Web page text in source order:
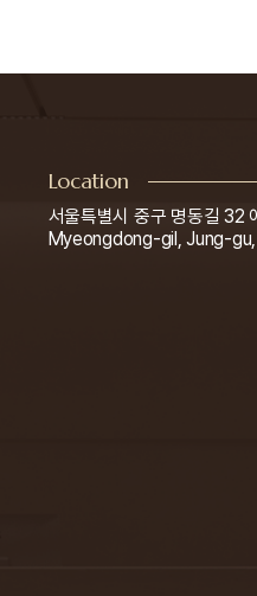
Location
서울특별시 중구 명동길 32
Myeongdong-gil, Jung-